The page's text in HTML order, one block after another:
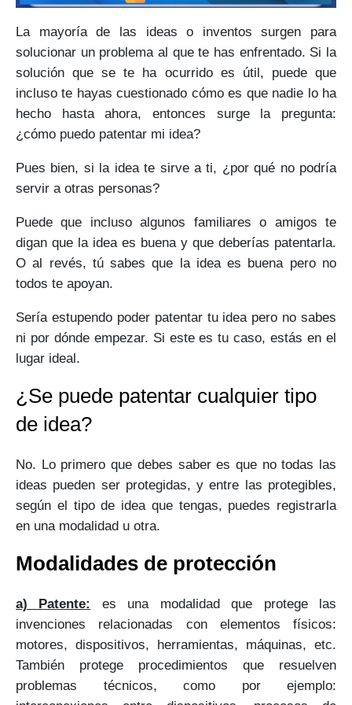
La mayoría de las ideas o inventos surgen para
solucionar un problema al que te has enfrentado. Si la
solución que se te ha ocurrido es útil, puede que
incluso te hayas cuestionado cómo es que nadie lo ha
hecho hasta ahora, entonces surge la pregunta:
¿cómo puedo patentar mi idea?
Pues bien, si la idea te sirve a ti, ¿por qué no podría
servir a otras personas?
Puede que incluso algunos familiares o amigos te
digan que la idea es buena y que deberías patentarla.
O al revés, tú sabes que la idea es buena pero no
todos te apoyan.
Sería estupendo poder patentar tu idea pero no sabes
ni por dónde empezar. Si este es tu caso, estás en el
lugar ideal.
¿Se puede patentar cualquier tipo
de idea?
No. Lo primero que debes saber es que no todas las
ideas pueden ser protegidas, y entre las protegibles,
según el tipo de idea que tengas, puedes registrarla
en una modalidad u otra.
Modalidades de protección
a) Patente:
es una modalidad que protege las
invenciones relacionadas con elementos físicos:
motores, dispositivos, herramientas, máquinas, etc.
También protege procedimientos que resuelven
problemas técnicos, como por ejemplo: